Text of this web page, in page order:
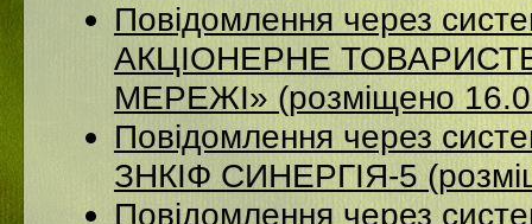
Повідомлення через
АКЦІОНЕРНЕ
МЕРЕЖІ» (розміщено
Повідомлення через
ЗНКІФ СИНЕРГІЯ-5
Повідомлення через